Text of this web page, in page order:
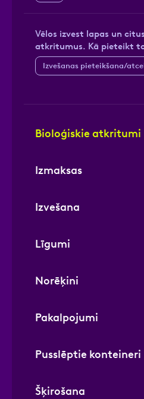
Bioloģiskie atkritumi
Izmaksas
Izvešana
Līgumi
Norēķini
Pakalpojumi
Pusslēptie konteineri
Šķirošana
Vēlos izvest lapas un
atkritumus. Kā pieteikt
Izvešanas pieteikšana/